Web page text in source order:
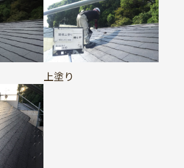
上塗り